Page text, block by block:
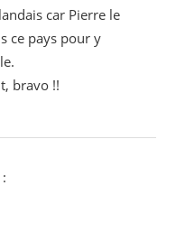
car Pierre le
ce pays pour y
bravo !!